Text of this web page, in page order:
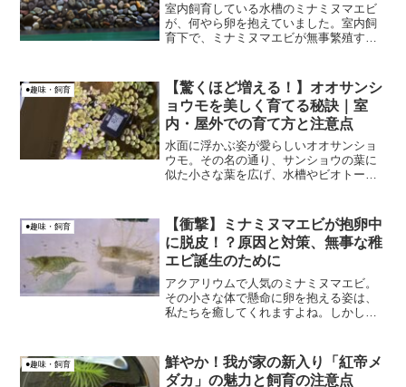
室内飼育している水槽のミナミヌマエビ
が、何やら卵を抱えていました。室内飼
育下で、ミナミヌマエビが無事繁殖する
●趣味・飼育
【驚くほど増える！】オオサンシ
ョウモを美しく育てる秘訣｜室
内・屋外での育て方と注意点
水面に浮かぶ姿が愛らしいオオサンショ
ウモ。その名の通り、サンショウの葉に
似た小さな葉を広げ、水槽やビオトープ
ショウモを初心者でも簡単に、そして綺
麗に増やすための秘訣を徹...
●趣味・飼育
【衝撃】ミナミヌマエビが抱卵中
に脱皮！？原因と対策、無事な稚
エビ誕生のために
アクアリウムで人気のミナミヌマエビ。
その小さな体で懸命に卵を抱える姿は、
私たちを癒してくれますよね。しかし、
じられない出来事が起こりました。なん
と、抱卵中のミナミヌマエ...
●趣味・飼育
鮮やか！我が家の新入り「紅帝メ
ダカ」の魅力と飼育の注意点